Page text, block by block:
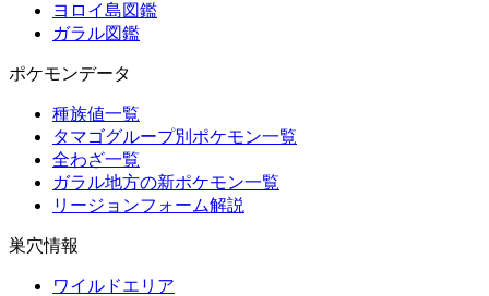
ヨロイ島図鑑
ガラル図鑑
ポケモンデータ
種族値一覧
タマゴグループ別ポケモン一覧
全わざ一覧
ガラル地方の新ポケモン一覧
リージョンフォーム解説
巣穴情報
ワイルドエリア